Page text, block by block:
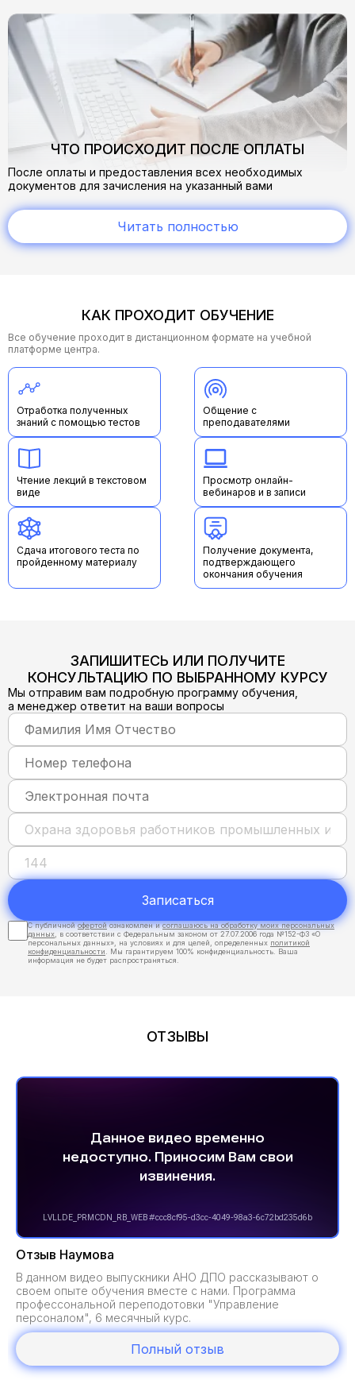
ЧТО ПРОИСХОДИТ ПОСЛЕ ОПЛАТЫ
После оплаты и предоставления всех необходимых
документов для зачисления на указанный вами
В нем вы найдете всю необходимую информацию:
cсылку на учебный портал
логин и пароль от личного кабинета, где предоставлен
В процессе обучения по любым вопросам обращайтесь к
своему методисту на почтуstart@mueg.ru— мы всегда на
связи и готовы помочь!
Желаем вам успехов, мотивации и ярких результатов в
Читать полностью
КАК ПРОХОДИТ ОБУЧЕНИЕ
Все обучение проходит в дистанционном формате на учебной
платформе центра.
Отработка полученных
знаний с помощью тестов
Общение с
преподавателями
Чтение лекций в текстовом
виде
Просмотр онлайн-
вебинаров и в записи
Сдача итогового теста по
пройденному материалу
Получение документа,
подтверждающего
окончания обучения
ЗАПИШИТЕСЬ ИЛИ ПОЛУЧИТЕ
КОНСУЛЬТАЦИЮ ПО ВЫБРАННОМУ КУРСУ
Мы отправим вам подробную программу обучения,
а менеджер ответит на ваши вопросы
Записаться
С публичнойофертойознакомлен исоглашаюсь на обработку моих персональных
данных , в соответствии с Федеральным законом от 27.07.2006 года №152-ФЗ «О
персональных данных», на условиях и для целей, определенных политикой
конфиденциальности . Мы гарантируем 100% конфиденциальность. Ваша
информация не будет распространяться.
ОТЗЫВЫ
Отзыв Наумова
В данном видео выпускники АНО ДПО рассказывают о
своем опыте обучения вместе с нами. Программа
профессональной переподотовки "Управление
персоналом", 6 месячный курс.
Полный отзыв